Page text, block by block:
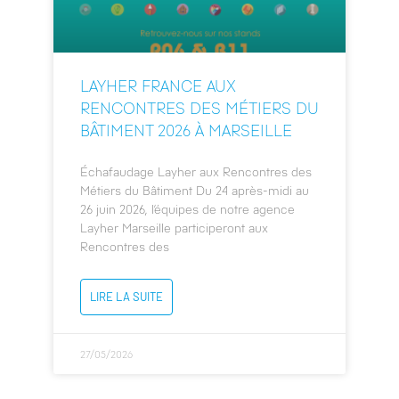
LAYHER FRANCE AUX
RENCONTRES DES MÉTIERS DU
BÂTIMENT 2026 À MARSEILLE
Échafaudage Layher aux Rencontres des
Métiers du Bâtiment Du 24 après-midi au
26 juin 2026, l’équipes de notre agence
Layher Marseille participeront aux
Rencontres des
LIRE LA SUITE
27/05/2026